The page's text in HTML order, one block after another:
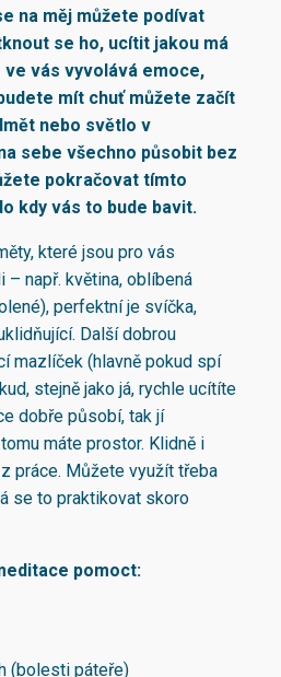
na měj můžete podívat
se ho, ucítit jakou má
vás vyvolává emoce,
mít chuť můžete začít
nebo světlo v
sebe všechno působit bez
pokračovat tímto
kdy vás to bude bavit.
které jsou pro vás
– např. květina, oblíbená
perfektní je svíčka,
Další dobrou
mazlíček (hlavně pokud spí
stejně jako já, rychle ucítíte
dobře působí, tak jí
máte prostor. Klidně i
práce. Můžete využít třeba
se to praktikovat skoro
pomoct:
(bolesti páteře)